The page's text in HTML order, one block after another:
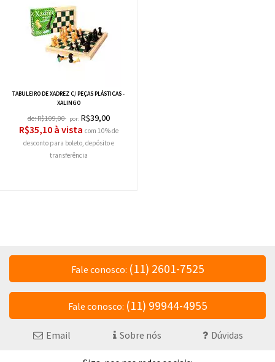
TABULEIRO DE XADREZ C/ PEÇAS PLÁSTICAS -
XALINGO
de:R$109,00 por: R$39,00
R$35,10 à vista com 10% de
desconto
Fale conosco: (11) 2601-7525
Fale conosco: (11) 99944-4955
Email Sobre nós Dúvidas